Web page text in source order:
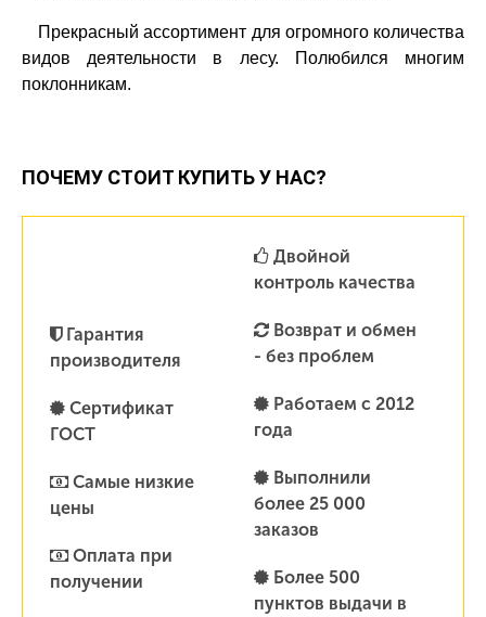
Прекрасный ассортимент для огромного количества
видов деятельности в лесу. Полюбился многим
поклонникам.
ПОЧЕМУ СТОИТ КУПИТЬ У НАС?
Гарантия
производителя
Сертификат
ГОСТ
Самые низкие
цены
Оплата при
получении
Двойной
контроль качества
Возврат и обмен
- без проблем
Работаем с 2012
года
Выполнили
более 25 000
заказов
Более 500
пунктов выдачи в